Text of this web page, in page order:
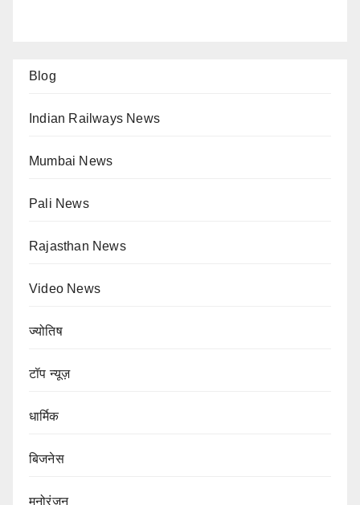
Blog
Indian Railways News
Mumbai News
Pali News
Rajasthan News
Video News
ज्योतिष
टॉप न्यूज़
धार्मिक
बिजनेस
मनोरंजन